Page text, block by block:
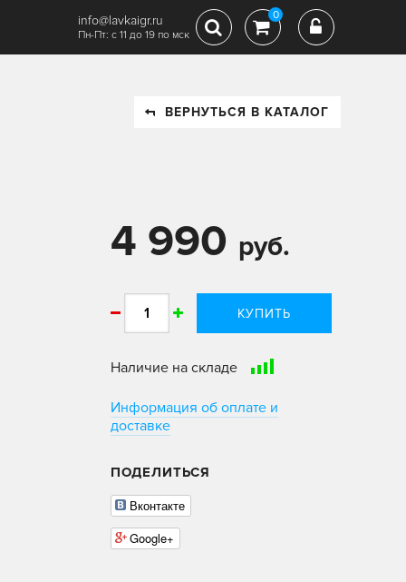
info@lavkaigr.ru
Пн-Пт: с 11 до 19 по мск
0
ВЕРНУТЬСЯ В КАТАЛОГ
4 990 руб.
КУПИТЬ
Наличие на складе
Информация об оплате и
доставке
ПОДЕЛИТЬСЯ
Вконтакте
Google+